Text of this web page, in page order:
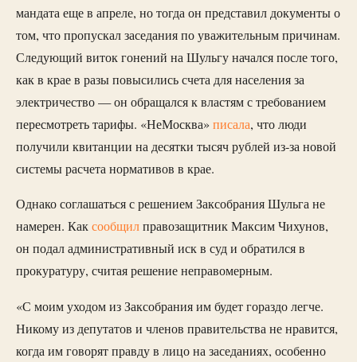
мандата еще в апреле, но тогда он представил документы о
том, что пропускал заседания по уважительным причинам.
Следующий виток гонений на Шульгу начался после того,
как в крае в разы повысились счета для населения за
электричество — он обращался к властям с требованием
пересмотреть тарифы. «НеМосква» писала, что люди
получили квитанции на десятки тысяч рублей из-за новой
системы расчета нормативов в крае.
Однако соглашаться с решением Заксобрания Шульга не
намерен. Каксообщилправозащитник Максим Чихунов,
он подал административный иск в суд и обратился в
прокуратуру, считая решение неправомерным.
«С моим уходом из Заксобрания им будет гораздо легче.
Никому из депутатов и членов правительства не нравится,
когда им говорят правду в лицо на заседаниях, особенно